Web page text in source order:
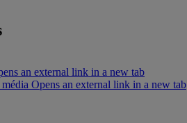
an external link in a new tab
média Opens an external link in a new tab